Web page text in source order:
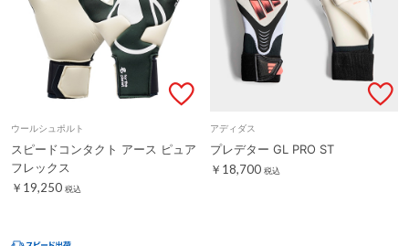
ウールシュポルト
スピードコンタクト アース ピュア
フレックス
￥19,250 税込
アディダス
プレデター GL PRO ST
￥18,700 税込